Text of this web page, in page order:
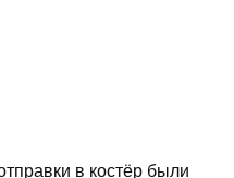
в костёр были